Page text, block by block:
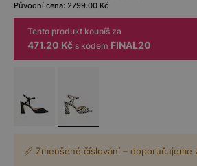
Původní cena: 2799.00 Kč
Tento produkt koupíš za
471.20 Kč s kódem FINAL20
📏 Zmenšené číslování –